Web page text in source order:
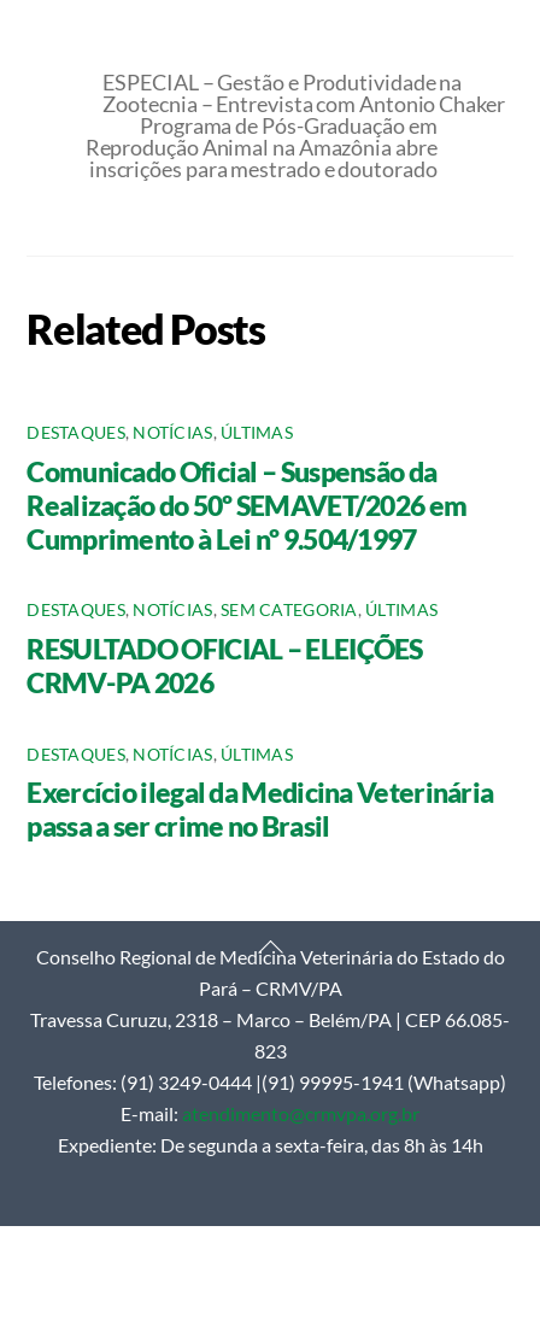
ESPECIAL – Gestão e Produtividade na
Zootecnia – Entrevista com Antonio Chaker
Programa de Pós-Graduação em
Reprodução Animal na Amazônia abre
inscrições para mestrado e doutorado
Related Posts
DESTAQUES, NOTÍCIAS, ÚLTIMAS
Comunicado Oficial – Suspensão da
Realização do 50º SEMAVET/2026 em
Cumprimento à Lei nº 9.504/1997
DESTAQUES, NOTÍCIAS,SEM CATEGORIA, ÚLTIMAS
RESULTADO OFICIAL – ELEIÇÕES
CRMV-PA 2026
DESTAQUES, NOTÍCIAS, ÚLTIMAS
Exercício ilegal da Medicina Veterinária
passa a ser crime no Brasil
Back
To
Top
Conselho Regional de Medicina Veterinária do Estado do
Pará – CRMV/PA
Travessa Curuzu, 2318 – Marco – Belém/PA | CEP 66.085-
823
Telefones: (91) 3249-0444 |(91) 99995-1941 (Whatsapp)
E-mail: atendimento@crmvpa.org.br
Expediente: De segunda a sexta-feira, das 8h às 14h